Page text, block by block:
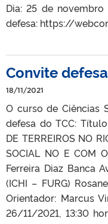
Dia: 25 de
defesa: https://
Convite
18/11/2021
O curso de Ciências
defesa do TCC:
DE TERREIROS NO
SOCIAL NO E COM
Ferreira Diaz Banca
(ICHI – FURG)
Orientador: Marcus
26/11/2021, 13:30